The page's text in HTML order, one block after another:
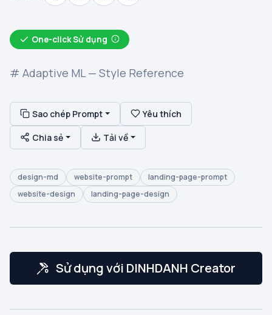
One-click Sử dụng
# Adaptive ML — Style Reference
Sao chép Prompt Yêu thích
Chia sẻ Tải về
design-md website-prompt
landing-page-prompt
website-design
landing-page-design
Sử dụng với DINHDANH Creator